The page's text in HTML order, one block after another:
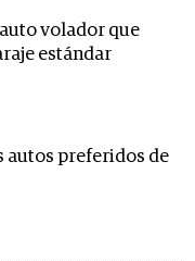
volador que
estándar
autos preferidos de